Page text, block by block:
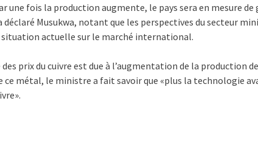
une fois la production augmente, le pays sera en mesure de
déclaré Musukwa, notant que les perspectives du secteur
actuelle sur le marché international.
prix du cuivre est due à l’augmentation de la production
ce métal, le ministre a fait savoir que «plus la technologie